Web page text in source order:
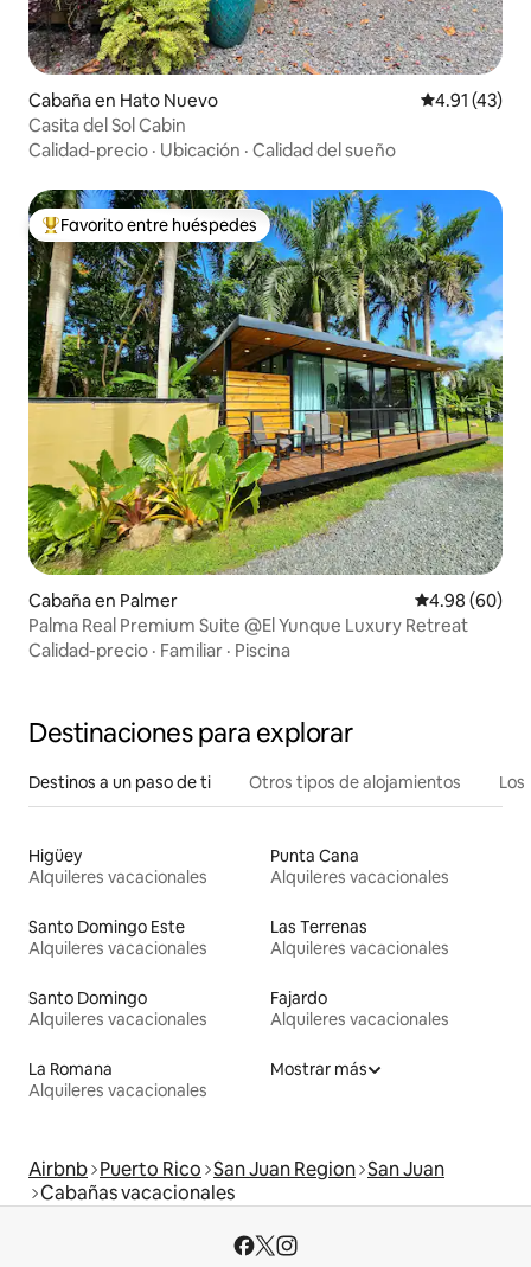
Cabaña en Hato Nuevo Calificación
4.91 (43)
Casita del Sol Cabin
Calidad-precio · Ubicación · Calidad del sueño
Favorito entre huéspedes preferido
Favorito entre huéspedes
Cabaña en Palmer Calificación
4.98 (60)
Palma Real Premium Suite @El Yunque Luxury Retreat
Calidad-precio · Familiar · Piscina
Destinaciones para explorar
Destinos a un paso de ti Otros tipos de alojamientos
Higüey
Alquileres vacacionales
Punta Cana
Alquileres vacacionales
Santo Domingo Este
Alquileres vacacionales
Las Terrenas
Alquileres vacacionales
Santo Domingo
Alquileres vacacionales
Fajardo
Alquileres vacacionales
La Romana
Alquileres vacacionales
Mostrar más
Airbnb Puerto Rico San Juan Region San Juan
Cabañas vacacionales